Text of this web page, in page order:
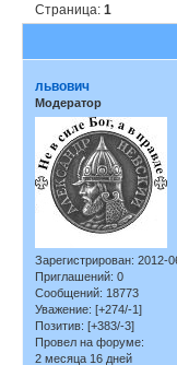
Страница:1
львович
Модератор
Зарегистрирован: 2012-
Приглашений: 0
Сообщений: 18773
Уважение: [+274/-1]
Позитив: [+383/-3]
Провел на форуме:
2 месяца 16 дней